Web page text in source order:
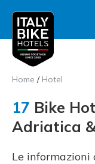
Home / Hotel
17 Bike
Adriatica
Le